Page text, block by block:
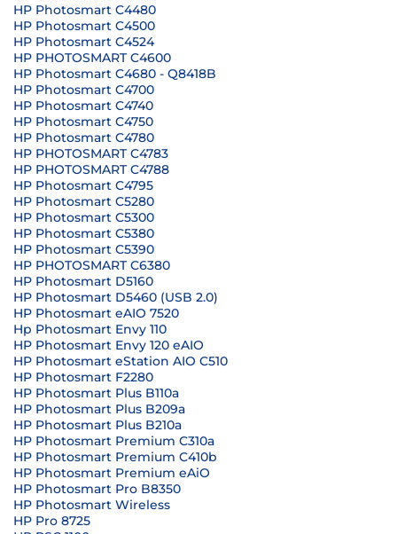
HP Photosmart C4480
HP Photosmart C4500
HP Photosmart C4524
HP PHOTOSMART C4600
HP Photosmart C4680 - Q8418B
HP Photosmart C4700
HP Photosmart C4740
HP Photosmart C4750
HP Photosmart C4780
HP PHOTOSMART C4783
HP PHOTOSMART C4788
HP Photosmart C4795
HP Photosmart C5280
HP Photosmart C5300
HP Photosmart C5380
HP Photosmart C5390
HP PHOTOSMART C6380
HP Photosmart D5160
HP Photosmart D5460 (USB 2.0)
HP Photosmart eAIO 7520
Hp Photosmart Envy 110
HP Photosmart Envy 120 eAIO
HP Photosmart eStation AIO C510
HP Photosmart F2280
HP Photosmart Plus B110a
HP Photosmart Plus B209a
HP Photosmart Plus B210a
HP Photosmart Premium C310a
HP Photosmart Premium C410b
HP Photosmart Premium eAiO
HP Photosmart Pro B8350
HP Photosmart Wireless
HP Pro 8725